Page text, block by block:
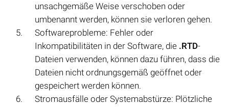
unsachgemäße Weise verschoben oder
umbenannt werden, können sie verloren gehen.
Softwareprobleme: Fehler oder
Inkompatibilitäten in der Software, die .RTD-
Dateien verwenden, können dazu führen, dass die
Dateien nicht ordnungsgemäß geöffnet oder
gespeichert werden können.
Stromausfälle oder Systemabstürze: Plötzliche